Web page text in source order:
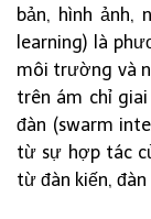
bản, hình ảnh,
learning) là
môi trường và
trên ám chỉ
đàn (swarm
từ sự hợp tác
từ đàn kiến, đàn